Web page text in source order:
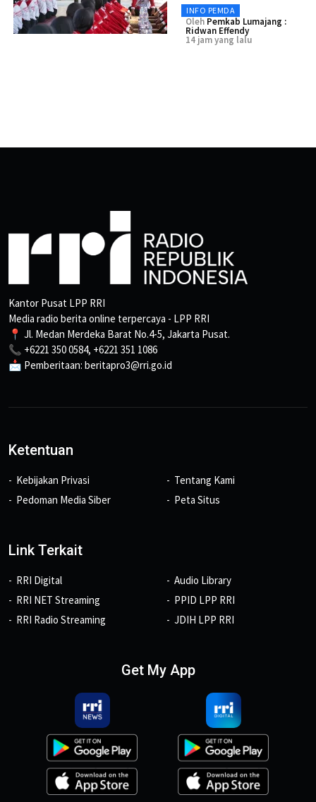
INFO PEMDA
Oleh Pemkab Lumajang :
Ridwan Effendy
14 jam yang lalu
Kantor Pusat LPP RRI
Media radio berita online terpercaya - LPP RRI
📍 Jl. Medan Merdeka Barat No.4-5, Jakarta Pusat.
📞 +6221 350 0584, +6221 351 1086
📩 Pemberitaan: beritapro3@rri.go.id
Ketentuan
Kebijakan Privasi
Pedoman Media Siber
Tentang Kami
Peta Situs
Link Terkait
RRI Digital
RRI NET Streaming
RRI Radio Streaming
Audio Library
PPID LPP RRI
JDIH LPP RRI
Get My App